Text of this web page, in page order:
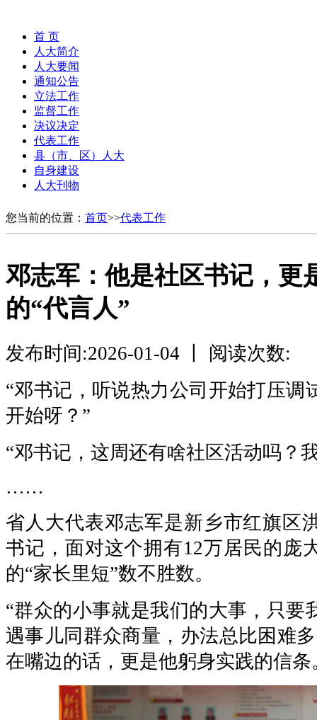
首 页
人大简介
人大要闻
通知公告
立法工作
监督工作
决议决定
代表工作
县（市、区）人大
自身建设
人大刊物
您当前的位置： 首页>>代表工作
邓志军：他是社区书记，更
的“代言人”
发布时间:2026-01-04 丨 阅读次数:
“邓书记，听说热力公司开始打压调
开始呀？”
“邓书记，这周还有啥社区活动吗？
……
省人大代表邓志军是新乡市红旗区
书记，面对这个拥有12万居民的庞
的“家长里短”数不胜数。
“群众的小事就是我们的大事，只要
遇事儿同群众商量，办法总比困难
在嘴边的话，更是他躬身实践的信条